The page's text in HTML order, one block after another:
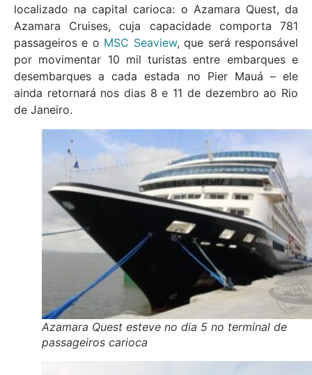
localizado na capital carioca: o Azamara Quest, da
Azamara Cruises, cuja capacidade comporta 781
passageiros e o MSC Seaview, que será responsável
por movimentar 10 mil turistas entre embarques e
desembarques a cada estada no Pier Mauá – ele
ainda retornará nos dias 8 e 11 de dezembro ao Rio
de Janeiro.
Azamara Quest esteve no dia 5 no terminal de
passageiros carioca